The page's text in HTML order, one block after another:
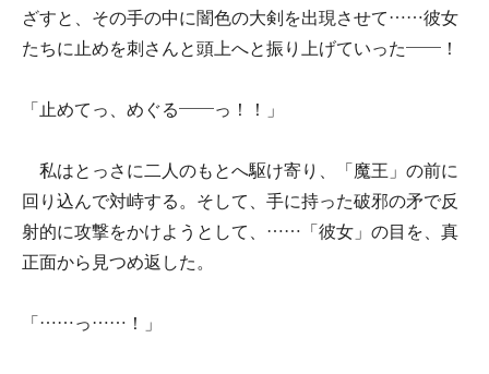
ざすと、その手の中に闇色の大剣を出現させて……彼女
たちに止めを刺さんと頭上へと振り上げていった――！
「止めてっ、めぐる――っ！！」
私はとっさに二人のもとへ駆け寄り、「魔王」の前に
回り込んで対峙する。そして、手に持った破邪の矛で反
射的に攻撃をかけようとして、……「彼女」の目を、真
正面から見つめ返した。
「……っ……！」